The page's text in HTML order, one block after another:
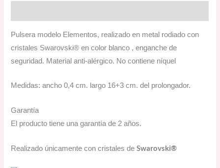
Pulsera modelo Elementos, realizado en metal rodiado con
cristales Swarovski® en color blanco , enganche de
seguridad. Material anti-alérgico. No contiene níquel
Medidas: ancho 0,4 cm. largo 16+3 cm. del prolongador.
Garantía
El producto tiene una garantía de 2 años.
Realizado únicamente con cristales deSwarovski®